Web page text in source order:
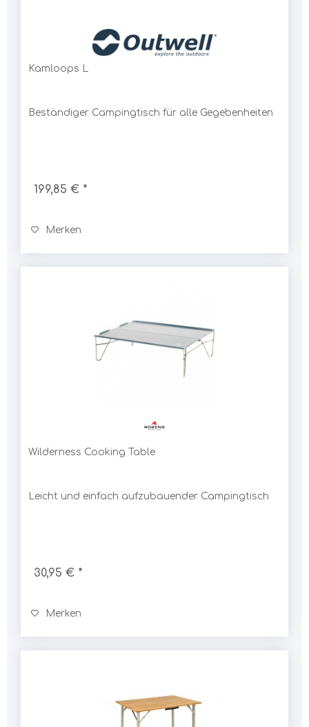
Kamloops L
Beständiger Campingtisch für alle Gegebenheiten
199,85 € *
Merken
Wilderness Cooking Table
Leicht und einfach aufzubauender Campingtisch
30,95 € *
Merken